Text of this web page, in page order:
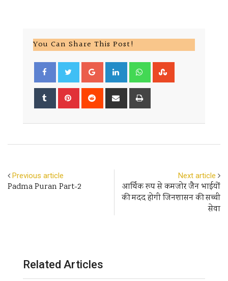
You Can Share This Post!
Google+ LinkedIn Whatsapp
Tumblr Pinterest Reddit
Share
Previous article
Padma Puran Part-2
Next article
आर्थिक रूप से कमजोर जैन भाईयों
की मदद होगी जिनशासन की सच्ची
सेवा
Related Articles